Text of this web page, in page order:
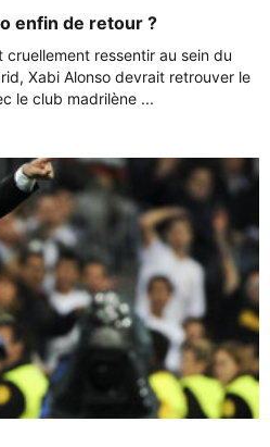
enfin de retour ?
ressentir au sein du
Xabi Alonso devrait retrouver le
le club madrilène ...